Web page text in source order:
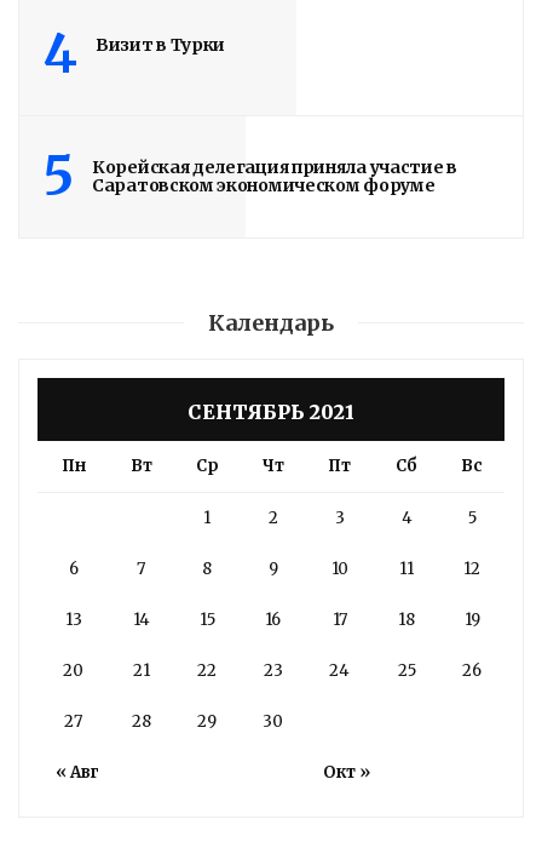
4 Визит в Турки
5
Корейская делегация приняла участие в
Саратовском экономическом форуме
Календарь
СЕНТЯБРЬ 2021
Пн Вт Ср Чт Пт Сб Вс
« Авг Окт »
1 2 3 4 5
6 7 8 9 10 11 12
13 14 15 16 17 18 19
20 21 22 23 24 25 26
27 28 29 30